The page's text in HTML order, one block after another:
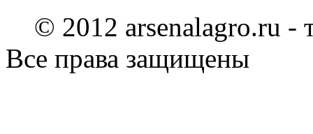
© 2012 arsenalagro.ru -
Все права защищены